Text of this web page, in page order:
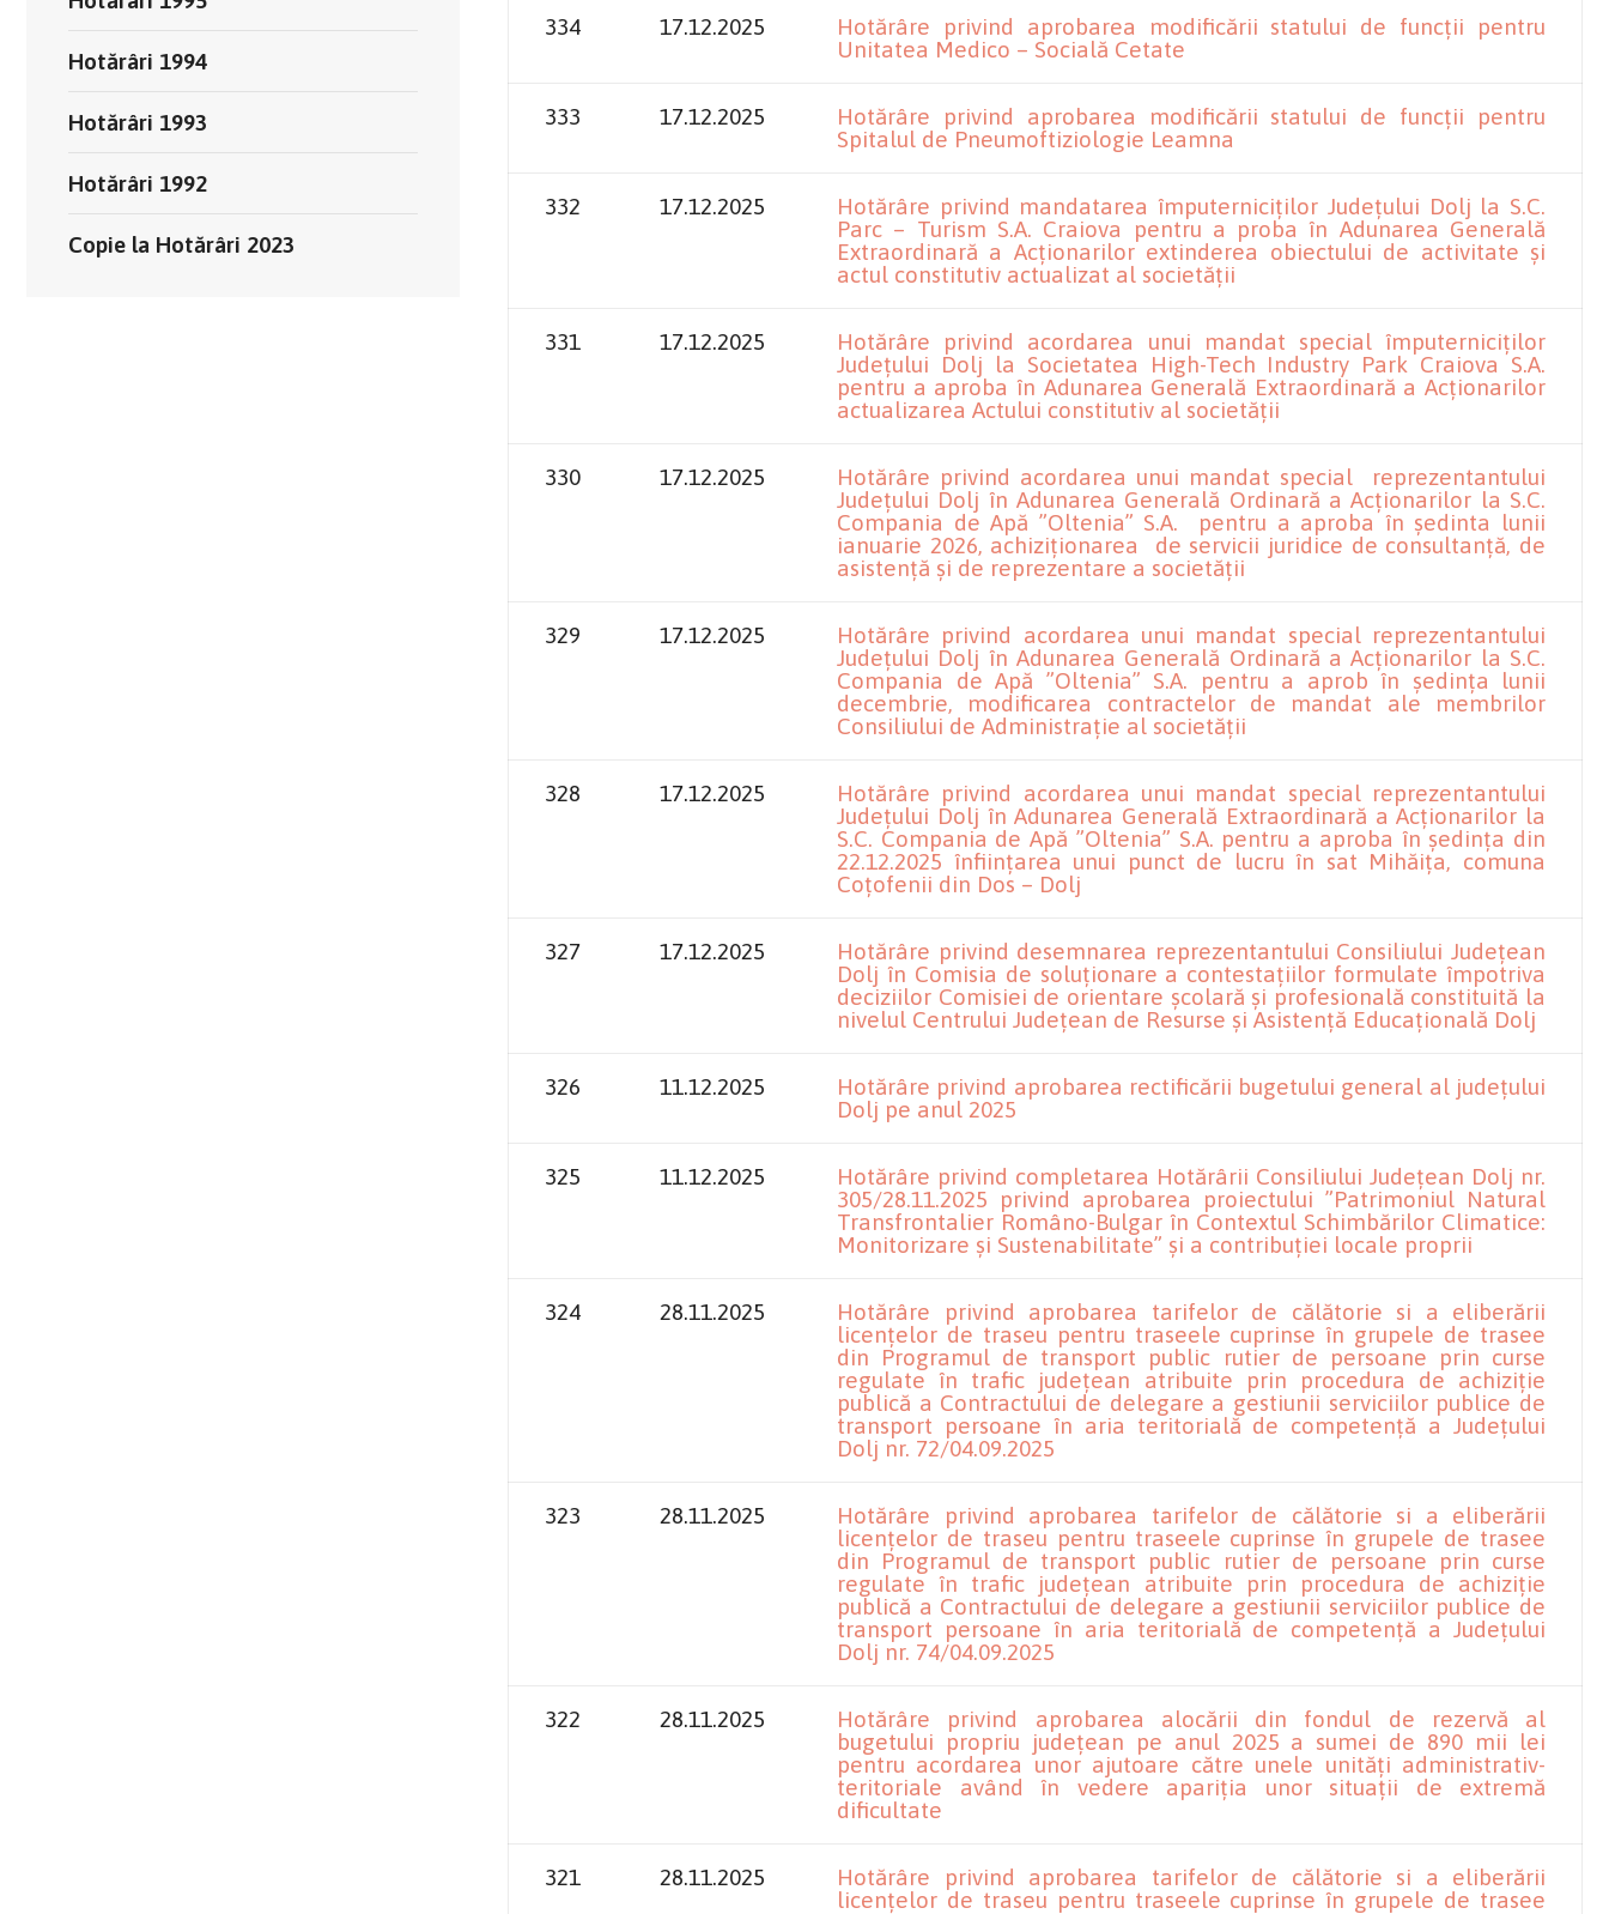
334 17.12.2025
Hotărâre privind aprobarea modificării statului de funcții pentru
Unitatea Medico – Socială Cetate
333 17.12.2025
Hotărâre privind aprobarea modificării statului de funcții pentru
Spitalul de Pneumoftiziologie Leamna
332 17.12.2025
Hotărâre privind mandatarea împuterniciților Județului Dolj la S.C.
Parc – Turism S.A. Craiova pentru a proba în Adunarea Generală
Extraordinară a Acționarilor extinderea obiectului de activitate și
actul constitutiv actualizat al societății
331 17.12.2025
Hotărâre privind acordarea unui mandat special împuterniciților
Județului Dolj la Societatea High-Tech Industry Park Craiova S.A.
pentru a aproba în Adunarea Generală Extraordinară a Acționarilor
actualizarea Actului constitutiv al societății
330 17.12.2025
Hotărâre privind acordarea unui mandat special reprezentantului
Județului Dolj în Adunarea Generală Ordinară a Acționarilor la S.C.
Compania de Apă ”Oltenia” S.A. pentru a aproba în ședinta lunii
ianuarie 2026, achiziționarea de servicii juridice de consultanță, de
asistență și de reprezentare a societății
329 17.12.2025
Hotărâre privind acordarea unui mandat special reprezentantului
Județului Dolj în Adunarea Generală Ordinară a Acționarilor la S.C.
Compania de Apă ”Oltenia” S.A. pentru a aprob în ședința lunii
decembrie, modificarea contractelor de mandat ale membrilor
Consiliului de Administrație al societății
328 17.12.2025
Hotărâre privind acordarea unui mandat special reprezentantului
Județului Dolj în Adunarea Generală Extraordinară a Acționarilor la
S.C. Compania de Apă ”Oltenia” S.A. pentru a aproba în ședința din
22.12.2025 înființarea unui punct de lucru în sat Mihăița, comuna
Coțofenii din Dos – Dolj
327 17.12.2025
Hotărâre privind desemnarea reprezentantului Consiliului Județean
Dolj în Comisia de soluționare a contestațiilor formulate împotriva
deciziilor Comisiei de orientare școlară și profesională constituită la
nivelul Centrului Județean de Resurse și Asistență Educațională Dolj
326 11.12.2025
Hotărâre privind aprobarea rectificării bugetului general al județului
Dolj pe anul 2025
325 11.12.2025
Hotărâre privind completarea Hotărârii Consiliului Județean Dolj nr.
305/28.11.2025 privind aprobarea proiectului ”Patrimoniul Natural
Transfrontalier Româno-Bulgar în Contextul Schimbărilor Climatice:
Monitorizare și Sustenabilitate” și a contribuției locale proprii
324 28.11.2025
Hotărâre privind aprobarea tarifelor de călătorie si a eliberării
licențelor de traseu pentru traseele cuprinse în grupele de trasee
din Programul de transport public rutier de persoane prin curse
regulate în trafic județean atribuite prin procedura de achiziție
publică a Contractului de delegare a gestiunii serviciilor publice de
transport persoane în aria teritorială de competență a Județului
Dolj nr. 72/04.09.2025
323 28.11.2025
Hotărâre privind aprobarea tarifelor de călătorie si a eliberării
licențelor de traseu pentru traseele cuprinse în grupele de trasee
din Programul de transport public rutier de persoane prin curse
regulate în trafic județean atribuite prin procedura de achiziție
publică a Contractului de delegare a gestiunii serviciilor publice de
transport persoane în aria teritorială de competență a Județului
Dolj nr. 74/04.09.2025
322 28.11.2025
Hotărâre privind aprobarea alocării din fondul de rezervă al
bugetului propriu județean pe anul 2025 a sumei de 890 mii lei
pentru acordarea unor ajutoare către unele unități administrativ-
teritoriale având în vedere apariția unor situații de extremă
dificultate
321 28.11.2025
Hotărâre privind aprobarea tarifelor de călătorie si a eliberării
licențelor de traseu pentru traseele cuprinse în grupele de trasee
Hotărâri 1994
Hotărâri 1993
Hotărâri 1992
Copie la Hotărâri 2023